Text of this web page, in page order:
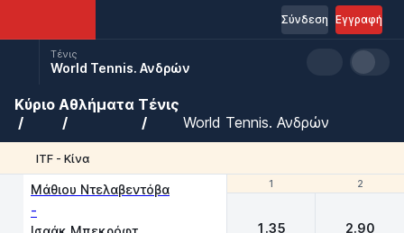
Εγγραφή
Σύνδεση
Τένις
World Tennis. Ανδρών
Κύριο Αθλήματα Τένις
World Tennis. Ανδρών
ITF - Κίνα
1 2
Μάθιου Ντελαβεντόβα
-
1 2
1.35 2.90